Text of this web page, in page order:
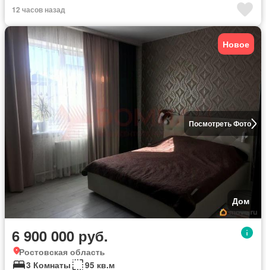
12 часов назад
Посмотреть Фото
Новое
Дом
6 900 000 руб.
Ростовская область
3 Комнаты
95 кв.м